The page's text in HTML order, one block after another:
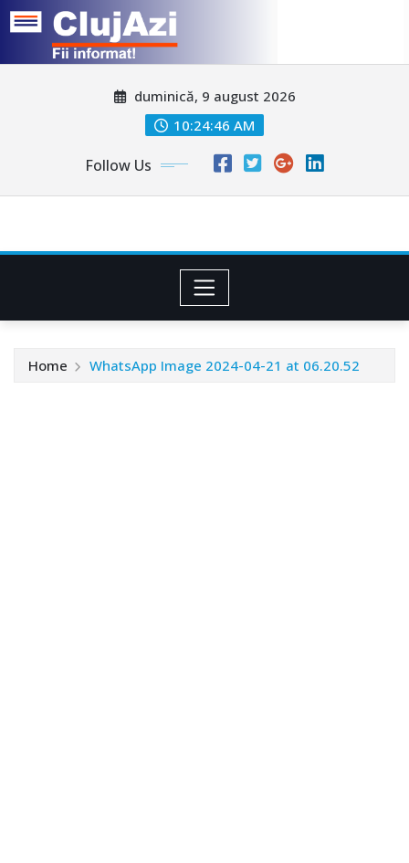
duminică, 9 august 2026
10:24:48 AM
Follow Us
Home WhatsApp Image 2024-04-21 at 06.20.52